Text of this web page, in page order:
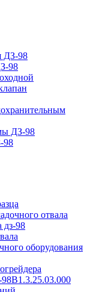
ДЗ-98
98
ДЗ-98
98
отвала
дз-98
оборудования